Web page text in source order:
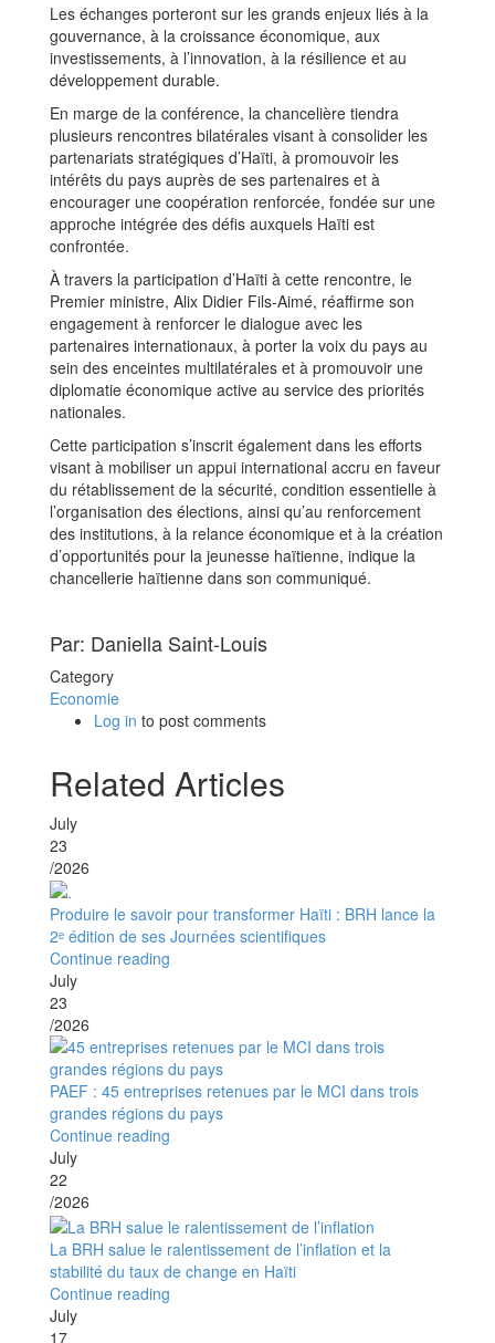
Les échanges porteront sur les grands enjeux liés à la
gouvernance, à la croissance économique, aux
investissements, à l’innovation, à la résilience et au
développement durable.
En marge de la conférence, la chancelière tiendra
plusieurs rencontres bilatérales visant à consolider les
partenariats stratégiques d’Haïti, à promouvoir les
intérêts du pays auprès de ses partenaires et à
encourager une coopération renforcée, fondée sur une
approche intégrée des défis auxquels Haïti est
confrontée.
À travers la participation d’Haïti à cette rencontre, le
Premier ministre, Alix Didier Fils-Aimé, réaffirme son
engagement à renforcer le dialogue avec les
partenaires internationaux, à porter la voix du pays au
sein des enceintes multilatérales et à promouvoir une
diplomatie économique active au service des priorités
nationales.
Cette participation s’inscrit également dans les efforts
visant à mobiliser un appui international accru en faveur
du rétablissement de la sécurité, condition essentielle à
l’organisation des élections, ainsi qu’au renforcement
des institutions, à la relance économique et à la création
d’opportunités pour la jeunesse haïtienne, indique la
chancellerie haïtienne dans son communiqué.
Par: Daniella Saint-Louis
Category
Economie
Log in to post comments
Related Articles
July
23
/2026
Produire le savoir pour transformer Haïti : BRH lance la
2ᵉ édition de ses Journées scientifiques
Continue reading
July
23
/2026
PAEF : 45 entreprises retenues par le MCI dans trois
grandes régions du pays
Continue reading
July
22
/2026
La BRH salue le ralentissement de l’inflation et la
stabilité du taux de change en Haïti
Continue reading
July
17